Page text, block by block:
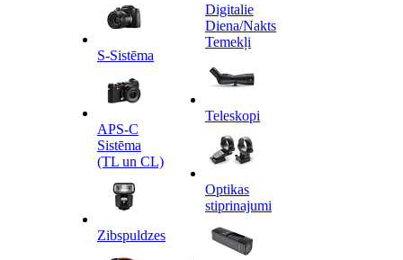
S-Sistēma
APS-C
Sistēma
(TL un CL)
Zibspuldzes
Digitalie
Diena/Nakts
Temekļi
Teleskopi
Optikas
stiprinajumi